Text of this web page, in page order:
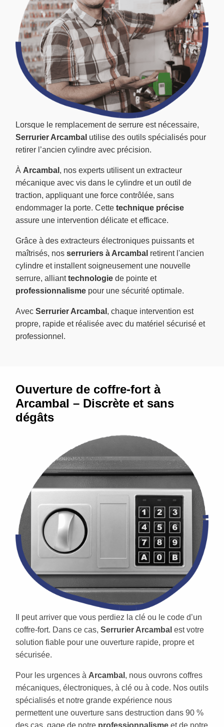
Lorsque le remplacement de serrure est nécessaire,
Serrurier Arcambal utilise des outils spécialisés pour
retirer l’ancien cylindre avec précision.
À Arcambal , nos experts utilisent un extracteur
mécanique avec vis dans le cylindre et un outil de
traction, appliquant une force contrôlée, sans
endommager la porte. Cette technique précise
assure une intervention délicate et efficace.
Grâce à des extracteurs électroniques puissants et
maîtrisés, nos serruriers à Arcambal retirent l'ancien
cylindre et installent soigneusement une nouvelle
serrure, allianttechnologie de pointe et
professionnalisme pour une sécurité optimale.
Avec Serrurier Arcambal , chaque intervention est
propre, rapide et réalisée avec du matériel sécurisé et
professionnel.
Ouverture de coffre-fort à
Arcambal – Discrète et sans
dégâts
Il peut arriver que vous perdiez la clé ou le code d’un
coffre-fort. Dans ce cas, Serrurier Arcambal est votre
solution fiable pour une ouverture rapide, propre et
sécurisée.
Pour les urgences à Arcambal , nous ouvrons coffres
mécaniques, électroniques, à clé ou à code. Nos outils
spécialisés et notre grande expérience nous
permettent une ouverture sans destruction dans 90 %